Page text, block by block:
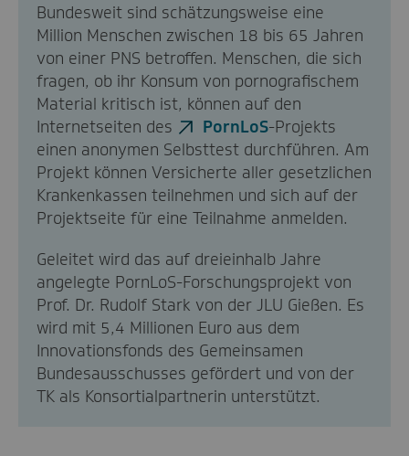
Bundesweit sind schätzungsweise eine
Million Menschen zwischen 18 bis 65 Jahren
von einer PNS betroffen. Menschen, die sich
fragen, ob ihr Konsum von pornografischem
Material kritisch ist, können auf den
Internetseiten des
PornLoS-Projekts
einen anonymen Selbsttest durchführen. Am
Projekt können Versicherte aller gesetzlichen
Krankenkassen teilnehmen und sich auf der
Projektseite für eine Teilnahme anmelden.
Geleitet wird das auf dreieinhalb Jahre
angelegte PornLoS-Forschungsprojekt von
Prof. Dr. Rudolf Stark von der JLU Gießen. Es
wird mit 5,4 Millionen Euro aus dem
Innovationsfonds des Gemeinsamen
Bundesausschusses gefördert und von der
TK als Konsortialpartnerin unterstützt.